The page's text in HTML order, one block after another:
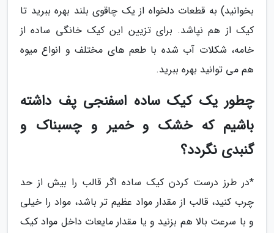
بخوانید) به قطعات دلخواه از یک چاقوی بلند بهره ببرید تا
کیک از هم نپاشد. برای تزیین این کیک خانگی ساده از
خامه، شکلات آب شده با طعم های مختلف و انواع میوه
هم می توانید بهره ببرید.
چطور یک کیک ساده اسفنجی پف داشته
باشیم که خشک و خمیر و چسبناک و
گنبدی نگردد؟
*در طرز درست کردن کیک ساده اگر قالب را بیش از حد
چرب کنید، قالب از مقدار مواد عظیم تر باشد، مواد را خیلی
و با سرعت بالا هم بزنید و یا مقدار مایعات داخل مواد کیک